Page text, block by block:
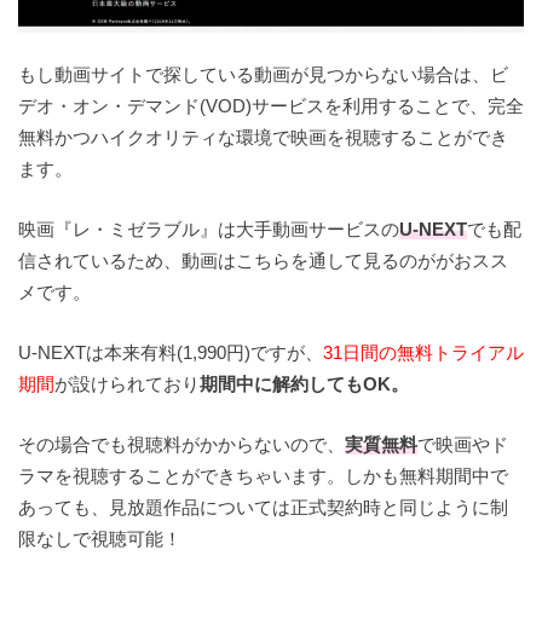
もし動画サイトで探している動画が見つからない場合は、ビ
デオ・オン・デマンド(VOD)サービスを利用することで、完全
無料かつハイクオリティな環境で映画を視聴することができ
ます。
映画『レ・ミゼラブル』は大手動画サービスのU-NEXTでも配
信されているため、動画はこちらを通して見るのががおスス
メです。
U-NEXTは本来有料(1,990円)ですが、 31日間の無料トライアル
期間が設けられており期間中に解約してもOK。
その場合でも視聴料がかからないので、 実質無料で映画やド
ラマを視聴することができちゃいます。しかも無料期間中で
あっても、見放題作品については正式契約時と同じように制
限なしで視聴可能！